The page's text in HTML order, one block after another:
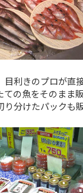
目利きのプロが直
の魚をそのまま
分けたパックも